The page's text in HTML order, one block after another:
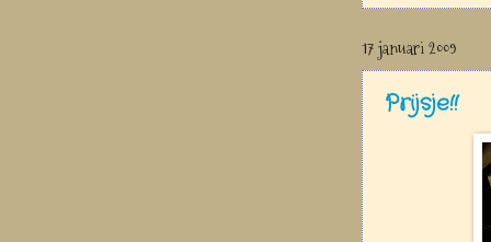
17 januari 2009
Prijsje!!